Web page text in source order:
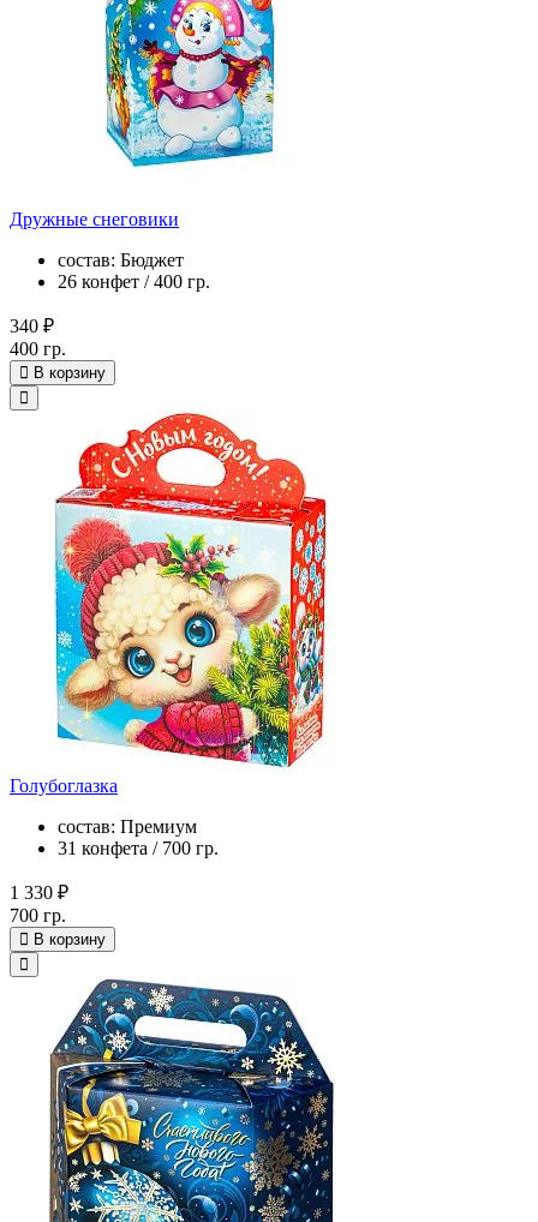
Дружные снеговики
состав: Бюджет
26 конфет / 400 гр.
340 ₽
400 гр.
В корзину
Голубоглазка
состав: Премиум
31 конфета / 700 гр.
1 330 ₽
700 гр.
В корзину